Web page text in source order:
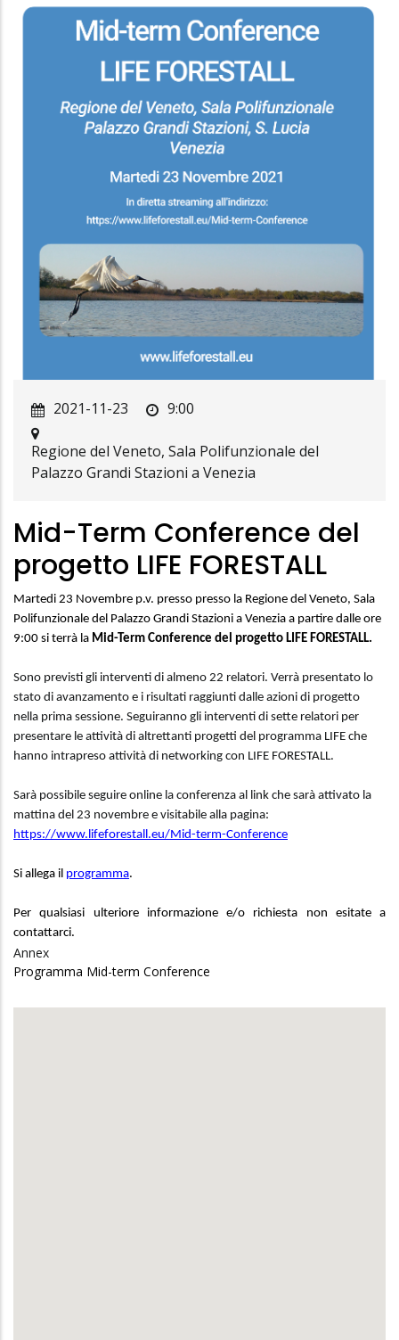
2021-11-23 9:00
Regione del Veneto, Sala Polifunzionale del
Palazzo Grandi Stazioni a Venezia
Mid-Term Conference del
progetto LIFE FORESTALL
Martedi 23 Novembre p.v. presso presso la Regione del Veneto, Sala
Polifunzionale del Palazzo Grandi Stazioni a Venezia a partire dalle ore
9:00 si terrà la Mid-Term Conference del progetto LIFE FORESTALL.
Sono previsti gli interventi di almeno 22 relatori. Verrà presentato lo
stato di avanzamento e i risultati raggiunti dalle azioni di progetto
nella prima sessione. Seguiranno gli interventi di sette relatori per
presentare le attività di altrettanti progetti del programma LIFE che
hanno intrapreso attività di networking con LIFE FORESTALL.
Sarà possibile seguire online la conferenza al link che sarà attivato la
mattina del 23 novembre e visitabile alla pagina:
https://www.lifeforestall.eu/Mid-term-Conference
Si allega il programma.
Per qualsiasi ulteriore informazione e/o richiesta non esitate a
contattarci.
Annex
Programma Mid-term Conference